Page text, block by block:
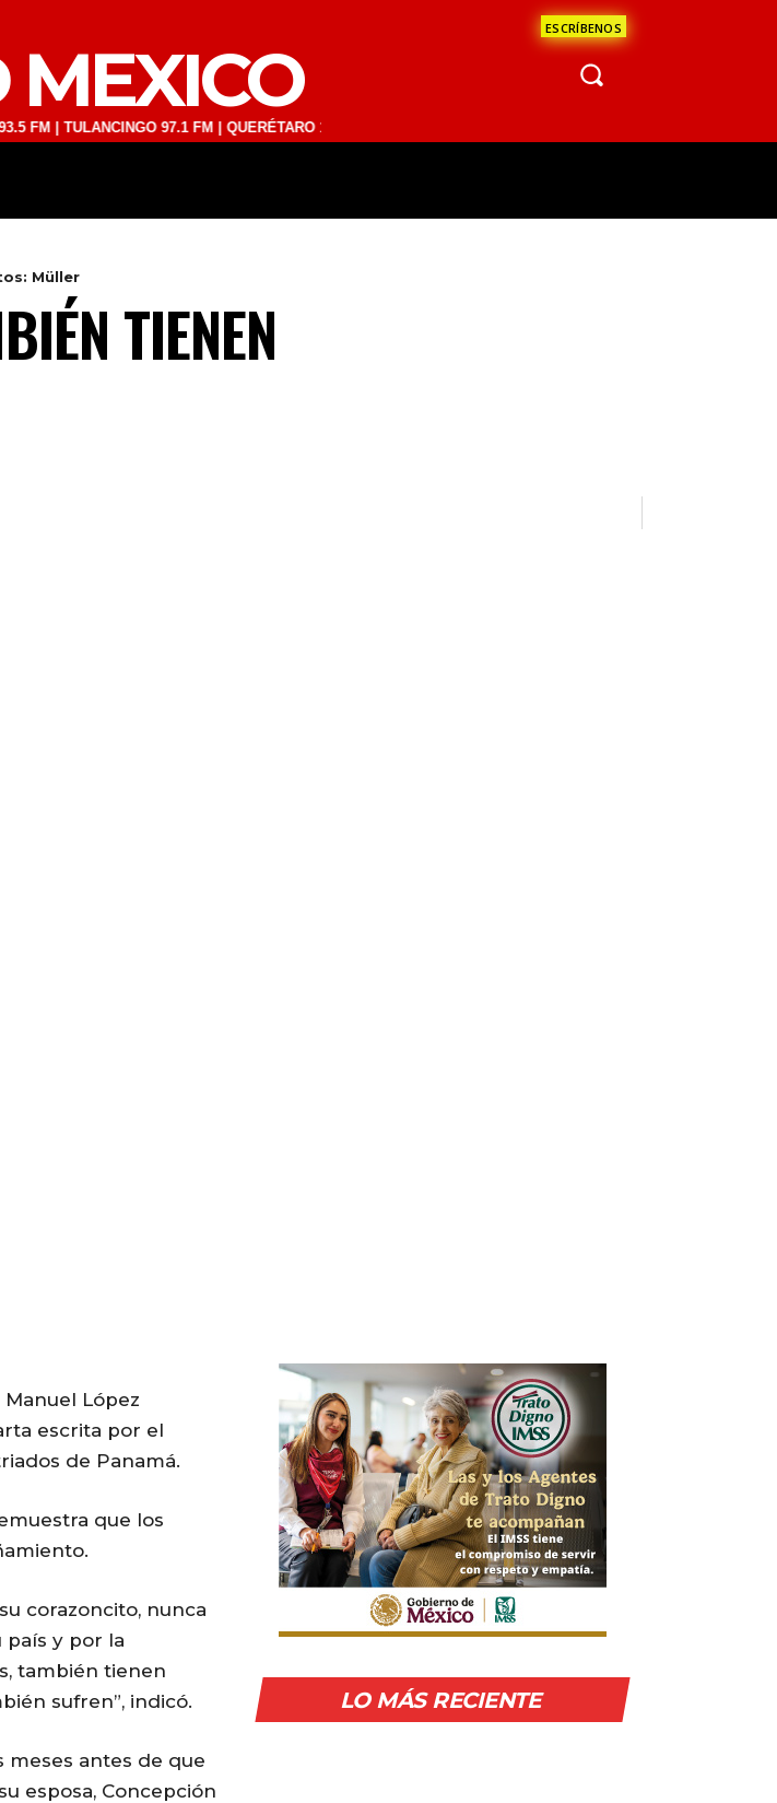
ESCRÍBENOS
MEXICO
TULANCINGO 97.1 FM | QUERÉTARO 103.1 FM | SAN JUAN DEL RÍO 93.1 FM | GUADALAJARA 1510 AM | LA
Müller
TIENEN
López
escrita por el
de Panamá.
que los
corazoncito, nunca
país y por la
también tienen
sufren”, indicó.
meses antes de que
esposa, Concepción
LO MÁS RECIENTE